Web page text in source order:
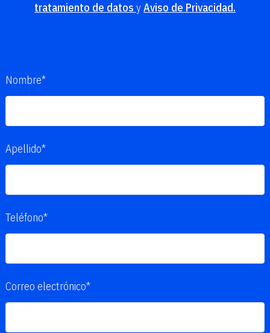
tratamiento de datos yAviso de Privacidad.
Nombre*
Apellido*
Teléfono*
Correo electrónico*